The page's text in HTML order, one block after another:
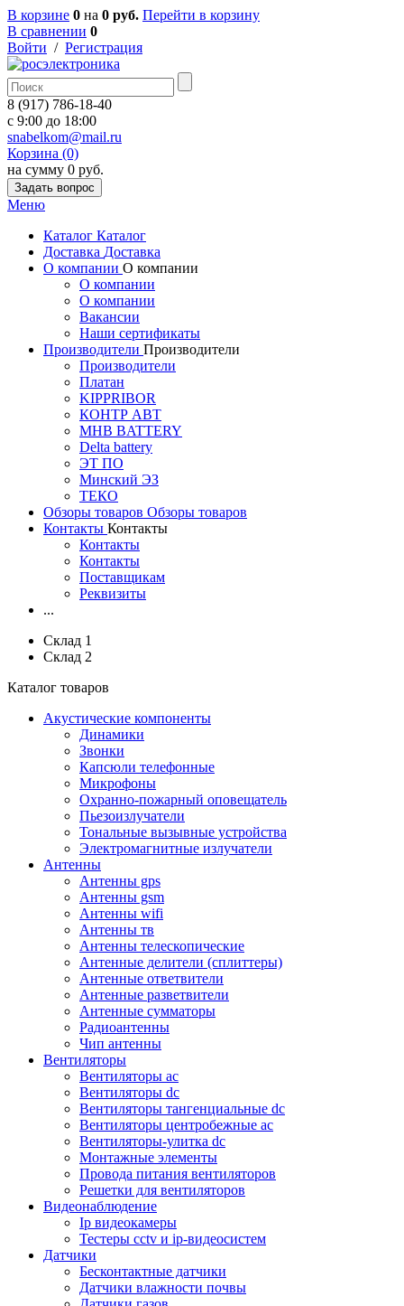
В корзине 0 на 0 руб. Перейти в корзину
В сравнении 0
Войти / Регистрация
8 (917) 786-18-40
c 9:00 до 18:00
snabelkom@mail.ru
Корзина (0)
на сумму 0 руб.
Задать вопрос
Меню
Каталог Каталог
Доставка Доставка
О компании О компании
О компании
О компании
Вакансии
Наши сертификаты
Производители Производители
Производители
Платан
KIPPRIBOR
КОНТР АВТ
MHB BATTERY
Delta battery
ЭT ПО
Минский ЭЗ
ТЕКО
Обзоры товаров Обзоры товаров
Контакты Контакты
Контакты
Контакты
Поставщикам
Реквизиты
...
Склад 1
Склад 2
Каталог товаров
Акустические компоненты
Динамики
Звонки
Капсюли телефонные
Микрофоны
Охранно-пожарный оповещатель
Пьезоизлучатели
Тональные вызывные устройства
Электромагнитные излучатели
Антенны
Антенны gps
Антенны gsm
Антенны wifi
Антенны тв
Антенны телескопические
Антенные делители (сплиттеры)
Антенные ответвители
Антенные разветвители
Антенные сумматоры
Радиоантенны
Чип антенны
Вентиляторы
Вентиляторы ac
Вентиляторы dc
Вентиляторы тангенциальные dc
Вентиляторы центробежные ac
Вентиляторы-улитка dc
Монтажные элементы
Провода питания вентиляторов
Решетки для вентиляторов
Видеонаблюдение
Ip видеокамеры
Тестеры cctv и ip-видеосистем
Датчики
Бесконтактные датчики
Датчики влажности почвы